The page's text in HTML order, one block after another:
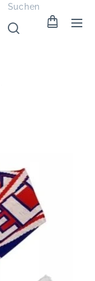
Suchen